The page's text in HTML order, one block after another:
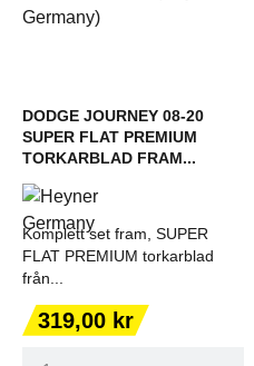
DODGE JOURNEY 08-20
SUPER FLAT PREMIUM
TORKARBLAD FRAM...
Komplett set fram, SUPER
FLAT PREMIUM torkarblad
från...
Pris
319,00 kr